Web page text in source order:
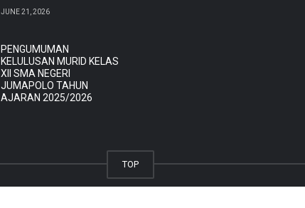
JUNE 21, 2026
PENGUMUMAN
KELULUSAN MURID KELAS
XII SMA NEGERI
JUMAPOLO TAHUN
AJARAN 2025/2026
TOP